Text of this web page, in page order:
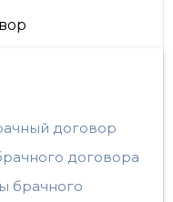
договор
договора
брачного